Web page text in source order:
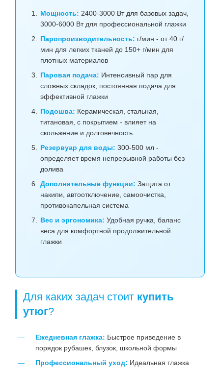
Мощность: 2400-3000 Вт для базовых задач,
3000-6000 Вт для профессиональной глажки
Паропроизводительность: г/мин - от 40 г/
мин для легких тканей до 150+ г/мин для
плотных материалов
Паровая подача: Интенсивный пар для
сложных складок, постоянная подача для
эффективной глажки
Подошва: Керамическая, стальная,
титановая, с покрытием - влияет на
скольжение и долговечность
Резервуар для воды: 300-500 мл -
определяет время непрерывной работы без
долива
Дополнительные функции: Защита от
накипи, автоотключение, самоочистка,
противокапельная система
Вес и эргономика: Удобная ручка, баланс
веса для комфортной продолжительной
глажки
Для каких задач стоит купить
утюг?
Ежедневная глажка: Быстрое приведение в
порядок рубашек, блузок, школьной формы
Профессиональный уход: Идеальная глажка